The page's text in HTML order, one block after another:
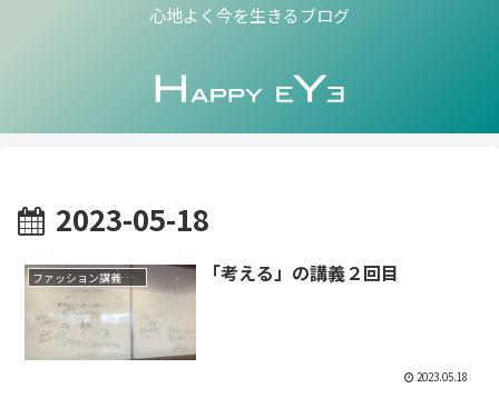
心地よく今を生きるブログ
2023-05-18
ファッション講義メモ 「考える」の講義２回目
2023.05.18